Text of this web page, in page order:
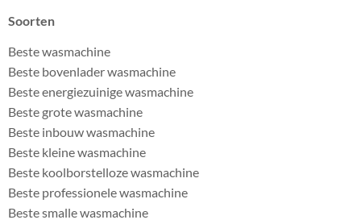
Soorten
Beste wasmachine
Beste bovenlader wasmachine
Beste energiezuinige wasmachine
Beste grote wasmachine
Beste inbouw wasmachine
Beste kleine wasmachine
Beste koolborstelloze wasmachine
Beste professionele wasmachine
Beste smalle wasmachine